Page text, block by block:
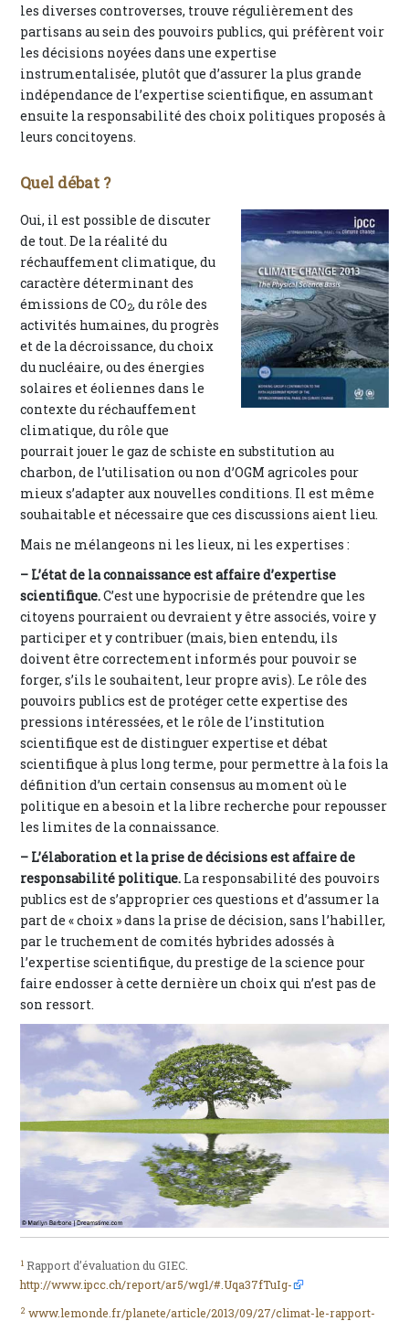
les diverses controverses, trouve régulièrement des
partisans au sein des pouvoirs publics, qui préfèrent voir
les décisions noyées dans une expertise
instrumentalisée, plutôt que d’assurer la plus grande
indépendance de l’expertise scientifique, en assumant
ensuite la responsabilité des choix politiques proposés à
leurs concitoyens.
Quel débat ?
Oui, il est possible de discuter
de tout. De la réalité du
réchauffement climatique, du
caractère déterminant des
émissions de CO2, du rôle des
activités humaines, du progrès
et de la décroissance, du choix
du nucléaire, ou des énergies
solaires et éoliennes dans le
contexte du réchauffement
climatique, du rôle que
pourrait jouer le gaz de schiste en substitution au
charbon, de l’utilisation ou non d’OGM agricoles pour
mieux s’adapter aux nouvelles conditions. Il est même
souhaitable et nécessaire que ces discussions aient lieu.
Mais ne mélangeons ni les lieux, ni les expertises :
– L’état de la connaissance est affaire d’expertise
scientifique.C’est une hypocrisie de prétendre que les
citoyens pourraient ou devraient y être associés, voire y
participer et y contribuer (mais, bien entendu, ils
doivent être correctement informés pour pouvoir se
forger, s’ils le souhaitent, leur propre avis). Le rôle des
pouvoirs publics est de protéger cette expertise des
pressions intéressées, et le rôle de l’institution
scientifique est de distinguer expertise et débat
scientifique à plus long terme, pour permettre à la fois la
définition d’un certain consensus au moment où le
politique en a besoin et la libre recherche pour repousser
les limites de la connaissance.
– L’élaboration et la prise de décisions est affaire de
responsabilité politique. La responsabilité des pouvoirs
publics est de s’approprier ces questions et d’assumer la
part de « choix » dans la prise de décision, sans l’habiller,
par le truchement de comités hybrides adossés à
l’expertise scientifique, du prestige de la science pour
faire endosser à cette dernière un choix qui n’est pas de
son ressort.
1 Rapport d’évaluation du GIEC.
http://www.ipcc.ch/report/ar5/wg1/#.Uqa37fTuIg-
2 www.lemonde.fr/planete/article/2013/09/27/climat-le-rapport-